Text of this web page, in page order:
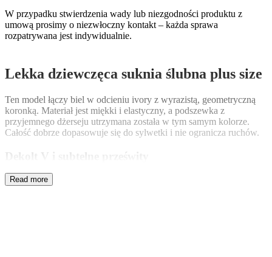
W przypadku stwierdzenia wady lub niezgodności produktu z
umową prosimy o niezwłoczny kontakt – każda sprawa
rozpatrywana jest indywidualnie.
Lekka dziewczęca suknia ślubna plus size
Ten model łączy biel w odcieniu ivory z wyrazistą, geometryczną
koronką. Materiał jest miękki i elastyczny, a podszewka z
przyjemnego dżerseju utrzymana została w tym samym kolorze.
Całość dobrze dopasowuje się do sylwetki i nie ogranicza ruchów.
Dekolt V i subtelne prześwity
Dekolt w kształcie litery V wykończono wąską, bawełnianą